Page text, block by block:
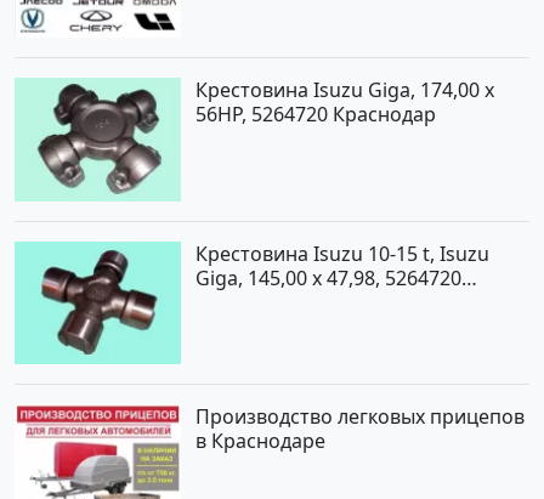
Крестовина Isuzu Giga, 174,00 x
56HP, 5264720 Краснодар
Крестовина Isuzu 10-15 t, Isuzu
Giga, 145,00 x 47,98, 5264720
Производство легковых прицепов
в Краснодаре